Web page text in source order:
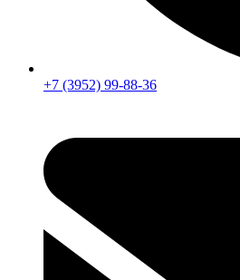
+7 (3952) 99-88-36